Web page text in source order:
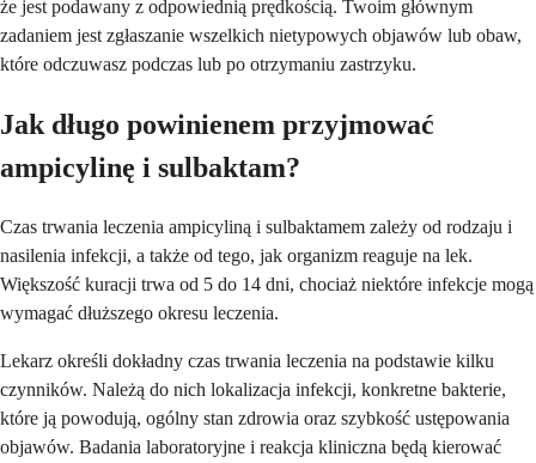
że jest podawany z odpowiednią prędkością. Twoim głównym
zadaniem jest zgłaszanie wszelkich nietypowych objawów lub obaw,
które odczuwasz podczas lub po otrzymaniu zastrzyku.
Jak długo powinienem przyjmować
ampicylinę i sulbaktam?
Czas trwania leczenia ampicyliną i sulbaktamem zależy od rodzaju i
nasilenia infekcji, a także od tego, jak organizm reaguje na lek.
Większość kuracji trwa od 5 do 14 dni, chociaż niektóre infekcje mogą
wymagać dłuższego okresu leczenia.
Lekarz określi dokładny czas trwania leczenia na podstawie kilku
czynników. Należą do nich lokalizacja infekcji, konkretne bakterie,
które ją powodują, ogólny stan zdrowia oraz szybkość ustępowania
objawów. Badania laboratoryjne i reakcja kliniczna będą kierować